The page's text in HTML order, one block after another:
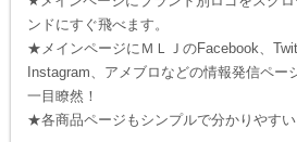
ンドにすぐ飛べます。
★メインページにＭＬＪのFacebook、
Instagram、アメブロなどの情報発信ペー
一目瞭然！
★各商品ページもシンプルで分かりやすい